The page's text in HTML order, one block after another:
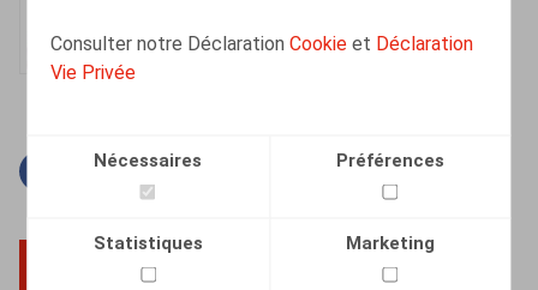
Consulter notre DéclarationCookie et Déclaration
Vie Privée
Nécessaires Préférences
Statistiques Marketing
Facebook
TwitterLinkedin